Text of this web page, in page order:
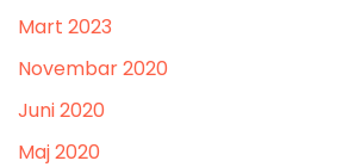
Mart 2023
Novembar 2020
Juni 2020
Maj 2020